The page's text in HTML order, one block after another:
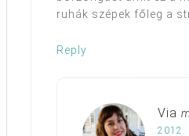
ruhák szépek főleg a
Reply
Via
2012.